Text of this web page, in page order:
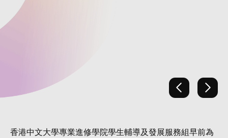
PreviousNext
香港中文大學專業進修學院學生輔導及發展服務組早前為